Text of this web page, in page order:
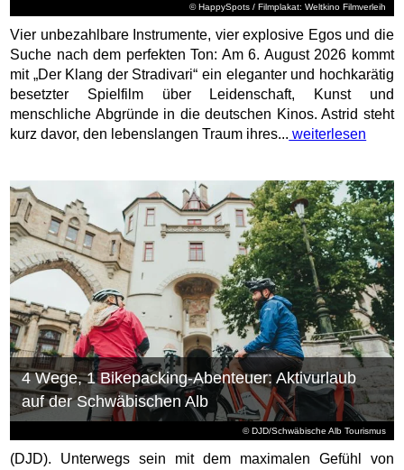
© HappySpots / Filmplakat: Weltkino Filmverleih
Vier unbezahlbare Instrumente, vier explosive Egos und die
Suche nach dem perfekten Ton: Am 6. August 2026 kommt
mit „Der Klang der Stradivari“ ein eleganter und hochkarätig
besetzter Spielfilm über Leidenschaft, Kunst und
menschliche Abgründe in die deutschen Kinos. Astrid steht
kurz davor, den lebenslangen Traum ihres... weiterlesen
© DJD/Schwäbische Alb Tourismus
4 Wege, 1 Bikepacking-Abenteuer: Aktivurlaub
auf der Schwäbischen Alb
(DJD). Unterwegs sein mit dem maximalen Gefühl von